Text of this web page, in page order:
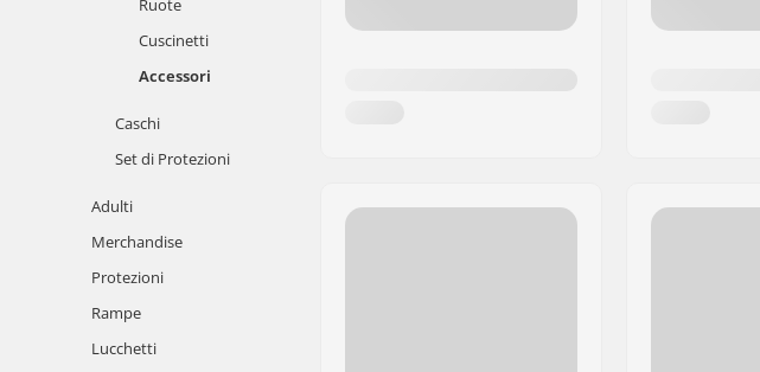
Ruote
Cuscinetti
Accessori
Caschi
Set di Protezioni
Adulti
Merchandise
Protezioni
Rampe
Lucchetti